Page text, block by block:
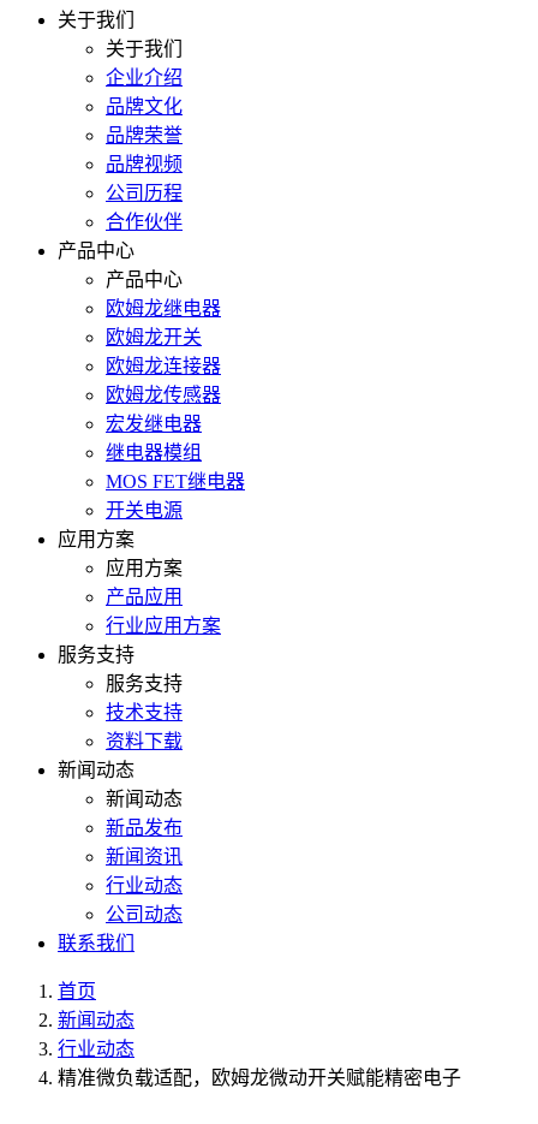
关于我们
关于我们
企业介绍
品牌文化
品牌荣誉
品牌视频
公司历程
合作伙伴
产品中心
产品中心
欧姆龙继电器
欧姆龙开关
欧姆龙连接器
欧姆龙传感器
宏发继电器
继电器模组
MOS FET继电器
开关电源
应用方案
应用方案
产品应用
行业应用方案
服务支持
服务支持
技术支持
资料下载
新闻动态
新闻动态
新品发布
新闻资讯
行业动态
公司动态
联系我们
首页
新闻动态
行业动态
精准微负载适配，欧姆龙微动开关赋能精密电子